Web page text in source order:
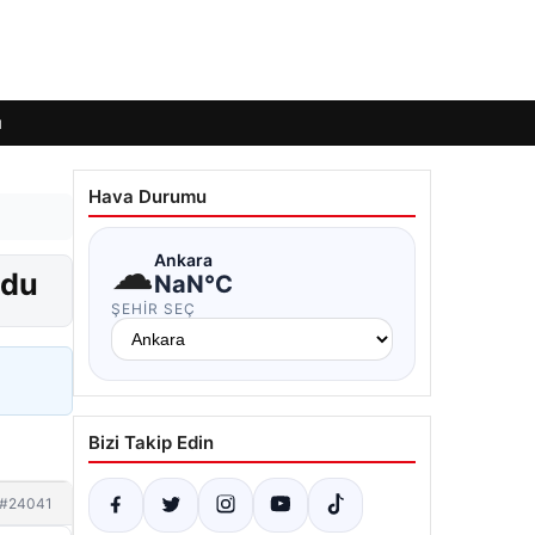
#24041
Hava Durumu
☁Ankara
NaN°C
ŞEHIR SEÇ
Bizi Takip Edin